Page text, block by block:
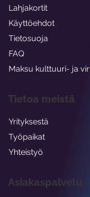
Asiakaspalvelu
Lahjakortit
Käyttöehdot
Tietosuoja
FAQ
Maksu kulttuuri- ja
Tietoa meistä
Yrityksestä
Työpaikat
Yhteistyö